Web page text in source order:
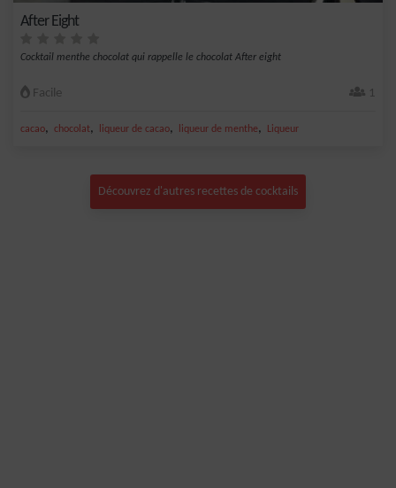
After Eight
Cocktail menthe chocolat qui rappelle le chocolat After eight
Facile 1
cacao, chocolat, liqueur de cacao, liqueur de menthe, Liqueur
Découvrez d'autres recettes de cocktails